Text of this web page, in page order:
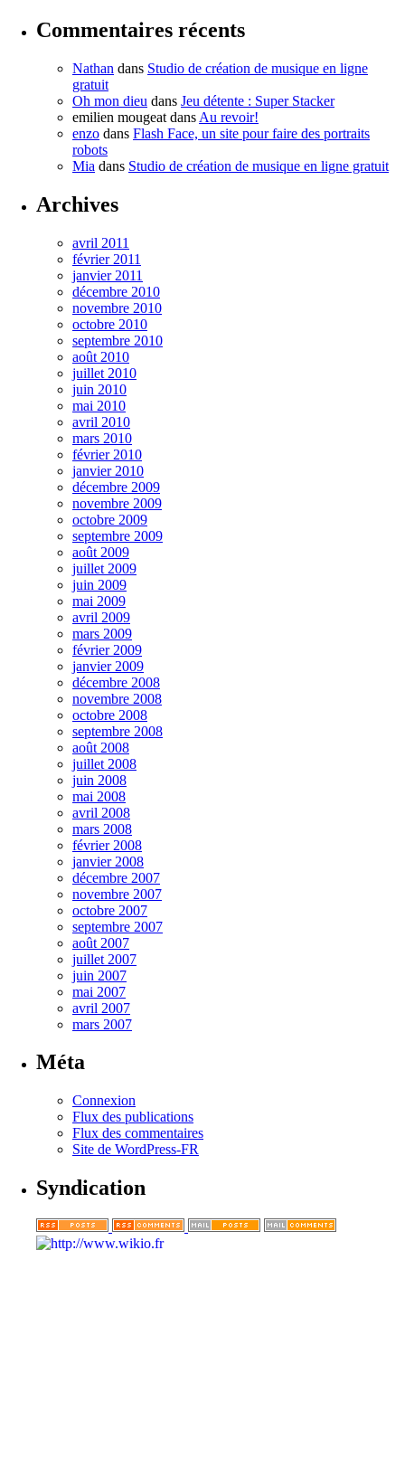
Commentaires récents
Nathan dans Studio de création de musique en ligne
gratuit
Oh mon dieu dans Jeu détente : Super Stacker
emilien mougeat dans Au revoir!
enzo dans Flash Face, un site pour faire des portraits
robots
Mia dans Studio de création de musique en ligne gratuit
Archives
avril 2011
février 2011
janvier 2011
décembre 2010
novembre 2010
octobre 2010
septembre 2010
août 2010
juillet 2010
juin 2010
mai 2010
avril 2010
mars 2010
février 2010
janvier 2010
décembre 2009
novembre 2009
octobre 2009
septembre 2009
août 2009
juillet 2009
juin 2009
mai 2009
avril 2009
mars 2009
février 2009
janvier 2009
décembre 2008
novembre 2008
octobre 2008
septembre 2008
août 2008
juillet 2008
juin 2008
mai 2008
avril 2008
mars 2008
février 2008
janvier 2008
décembre 2007
novembre 2007
octobre 2007
septembre 2007
août 2007
juillet 2007
juin 2007
mai 2007
avril 2007
mars 2007
Méta
Connexion
Flux des publications
Flux des commentaires
Site de WordPress-FR
Syndication